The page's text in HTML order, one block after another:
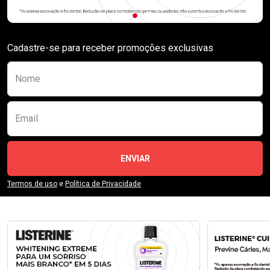
Cadastre-se para receber promoções exclusivas
Nome
Email
ENVIAR
Termos de uso e Política de Privacidade